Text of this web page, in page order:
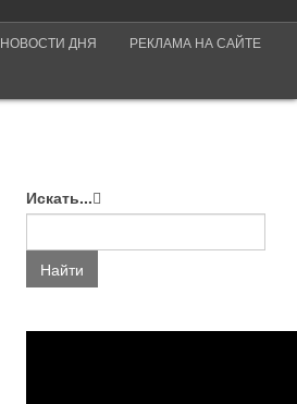
НОВОСТИ ДНЯ РЕКЛАМА НА САЙТЕ
Искать...
Найти